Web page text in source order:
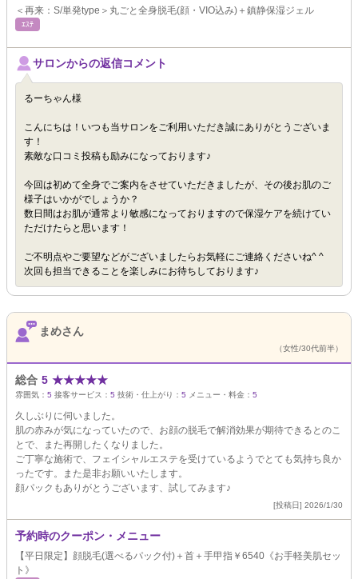
＜再来：S/単発type＞丸ごと全身脱毛(顔・VIO込み)＋鎮静保湿ジェル
ｴｽﾃ
サロンからの返信コメント
るーちゃん様
こんにちは！いつも当サロンをご利用いただき誠にありがとうございま
す！
素敵な口コミ投稿も励みになっております♪
今回は初めて全身でご案内をさせていただきましたが、その後お肌のご
様子はいかがでしょうか？
数日間はお肌が通常より敏感になっておりますので保湿ケアを続けてい
ただけたらと思います！
ご不明点やご要望などがございましたらお気軽にご連絡くださいね^ ^
次回も担当できることを楽しみにお待ちしております♪
まめさん
（女性/30代前半）
総合 5 ★★★★★
雰囲気： 5 接客サービス： 5 技術・仕上がり： 5 メニュー・料金： 5
久しぶりに伺いました。
肌の赤みが気になっていたので、お顔の脱毛で解消効果が期待できるとのこ
とで、また再開したくなりました。
ご丁寧な施術で、フェイシャルエステを受けているようでとても気持ち良か
ったです。また是非お願いいたします。
顔パックもありがとうございます、試してみます♪
[投稿日] 2026/1/30
予約時のクーポン・メニュー
【平日限定】顔脱毛(選べるパック付)＋首＋手甲指￥6540《お手軽美肌セッ
ト》